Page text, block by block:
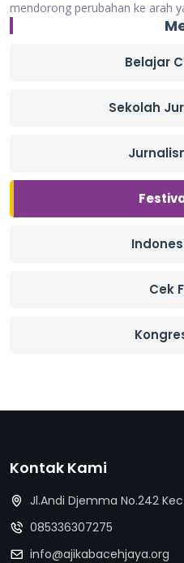
mendorong perubahan ke arah
Belajar
Sekolah
Cek
Kontak Kami
Jl.Andi Djemma No.242
085336307275
info@ajikabacehjaya.org